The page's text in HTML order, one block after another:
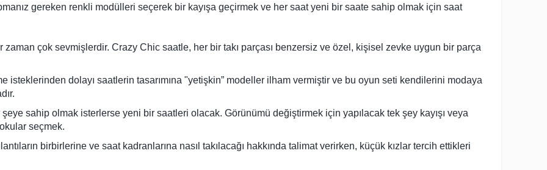
gereken renkli modülleri seçerek bir kayışa geçirmek ve her saat yeni bir saate sahip olmak için saat
çok sevmişlerdir. Crazy Chic saatle, her bir takı parçası benzersiz ve özel, kişisel zevke uygun bir parça
isteklerinden dolayı saatlerin tasarımına "yetişkin” modeller ilham vermiştir ve bu oyun seti kendilerini modaya
sahip olmak isterlerse yeni bir saatleri olacak. Görünümü değiştirmek için yapılacak tek şey kayışı veya
seçmek.
birbirlerine ve saat kadranlarına nasıl takılacağı hakkında talimat verirken, küçük kızlar tercih ettikleri